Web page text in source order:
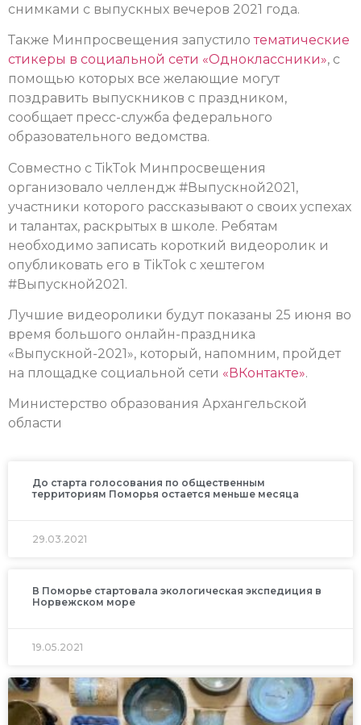
снимками с выпускных вечеров 2021 года.
Также Минпросвещения запустилотематические
стикеры в социальной сети «Одноклассники», с
помощью которых все желающие могут
поздравить выпускников с праздником,
сообщает пресс-служба федерального
образовательного ведомства.
Совместно с ТikТok Минпросвещения
организовало челлендж #Выпускной2021,
участники которого рассказывают о своих успехах
и талантах, раскрытых в школе. Ребятам
необходимо записать короткий видеоролик и
опубликовать его в TikTok с хештегом
#Выпускной2021.
Лучшие видеоролики будут показаны 25 июня во
время большого онлайн-праздника
«Выпускной-2021», который, напомним, пройдет
на площадке социальной сети «ВКонтакте».
Министерство образования Архангельской
области
До старта голосования по общественным
территориям Поморья остается меньше месяца
29.03.2021
В Поморье стартовала экологическая экспедиция в
Норвежском море
19.05.2021